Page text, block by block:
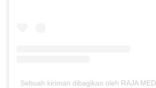
Sebuah kiriman dibagikan oleh RAJA